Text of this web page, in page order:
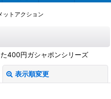
ットアクション
400円ガシャポンシリーズ
表示順変更